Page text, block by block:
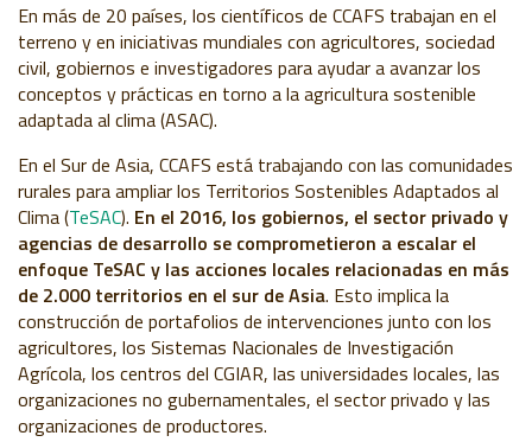
En más de 20 países, los científicos de CCAFS trabajan en el
terreno y en iniciativas mundiales con agricultores, sociedad
civil, gobiernos e investigadores para ayudar a avanzar los
conceptos y prácticas en torno a la agricultura sostenible
adaptada al clima (ASAC).
En el Sur de Asia, CCAFS está trabajando con las comunidades
rurales para ampliar los Territorios Sostenibles Adaptados al
Clima (TeSAC). En el 2016, los gobiernos, el sector privado y
agencias de desarrollo se comprometieron a escalar el
enfoque TeSAC y las acciones locales relacionadas en más
de 2.000 territorios en el sur de Asia. Esto implica la
construcción de portafolios de intervenciones junto con los
agricultores, los Sistemas Nacionales de Investigación
Agrícola, los centros del CGIAR, las universidades locales, las
organizaciones no gubernamentales, el sector privado y las
organizaciones de productores.